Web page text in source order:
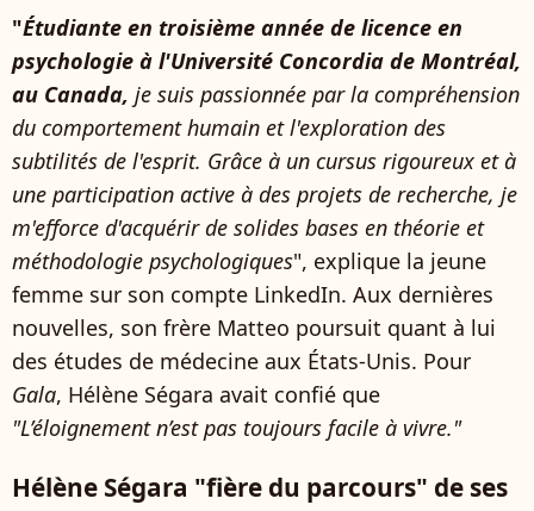
"Étudiante en troisième année de licence en
psychologie à l'Université Concordia de Montréal,
au Canada, je suis passionnée par la compréhension
du comportement humain et l'exploration des
subtilités de l'esprit. Grâce à un cursus rigoureux et à
une participation active à des projets de recherche, je
m'efforce d'acquérir de solides bases en théorie et
méthodologie psychologiques", explique la jeune
femme sur son compte LinkedIn. Aux dernières
nouvelles, son frère Matteo poursuit quant à lui
des études de médecine aux États-Unis. Pour
Gala, Hélène Ségara avait confié que
"L’éloignement n’est pas toujours facile à vivre."
Hélène Ségara "fière du parcours" de ses